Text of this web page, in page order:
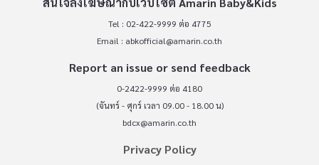
Tel : 02-422-9999 ต่อ 4775
Email : abkofficial@amarin.co.th
Report an issue or send feedback
0-2422-9999 ต่อ 4180
(จันทร์ - ศุกร์ เวลา 09.00 - 18.00 น)
bdcx@amarin.co.th
Privacy Policy